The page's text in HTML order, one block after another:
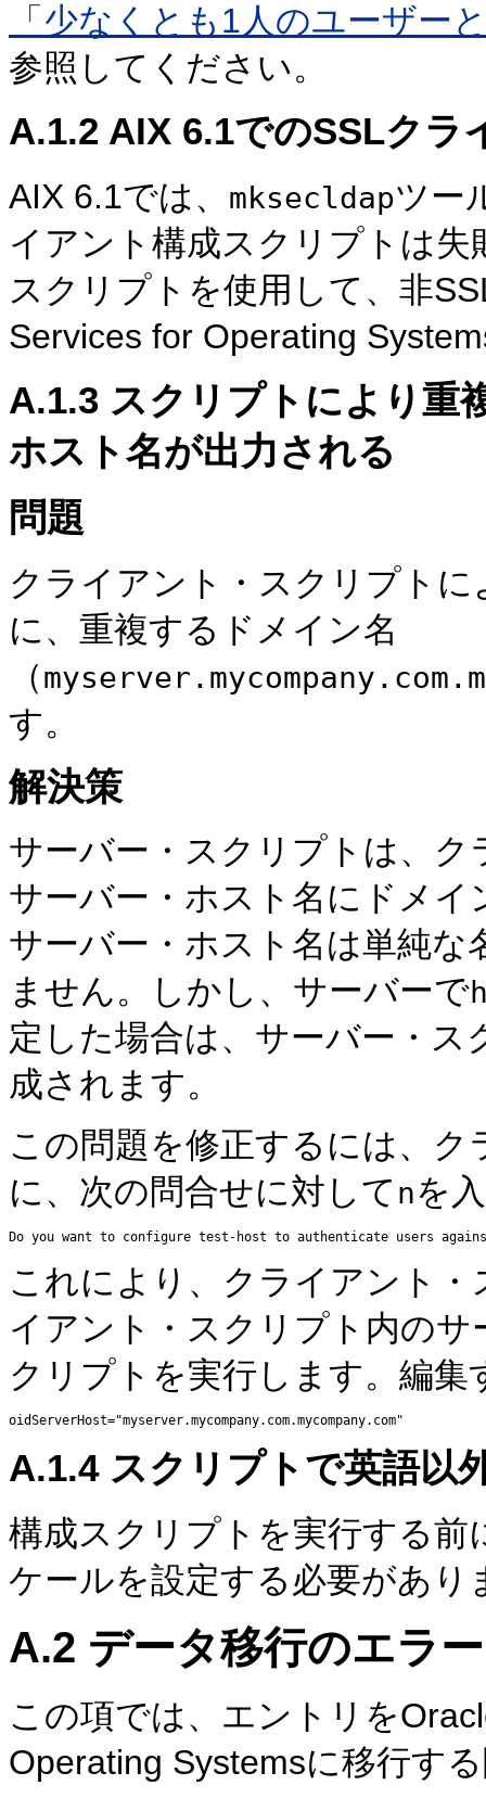
「少なくとも1人のユーザー
参照してください。
A.1.2 AIX 6.1でのSSLクラ
AIX 6.1では、 mksecldapツー
イアント構成スクリプトは
スクリプトを使用して、非
Services for Operating
A.1.3 スクリプトにより 重
ホスト名が出力される
問題
クライアント・スクリプト
に、重複するドメイン名
（
す。
解決策
サーバー・スクリプトは、
サーバー・ホスト名にドメ
サーバー・ホスト名は単純
ません。しかし、サーバーで
定した場合は、サーバー・
成されます。
この問題を修正するには、
に、次の問合せに対して nを
これにより、クライアント
イアント・スクリプト内の
クリプトを実行します。編
A.1.4スクリプトで英語以
構成スクリプトを実行する前
ケールを設定する必要があり
A.2 データ移行のエラー
この項では、エントリを
Operating Systemsに移行す